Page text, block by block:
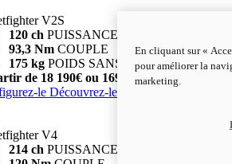
V2S
120 ch PUISSANCE
93,3 Nm COUPLE
175 kg POIDS SANS CARBURANT
de 18 190€ ou 169€/mois i
le Découvrez-le
V4
214 ch PUISSANCE
En cliquant sur «
pour améliorer la
marketing.